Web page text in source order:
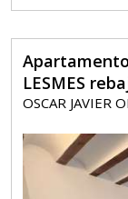
LESMES
OSCAR JAVIER